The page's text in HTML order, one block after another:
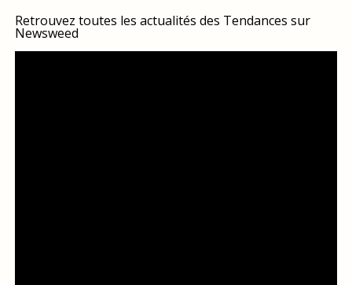
Retrouvez toutes les actualités des Tendances sur
Newsweed